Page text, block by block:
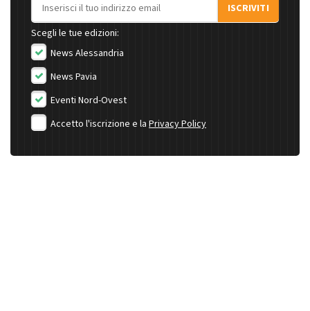
ISCRIVITI
Scegli le tue edizioni:
News Alessandria
News Pavia
Eventi Nord-Ovest
Accetto l'iscrizione e la Privacy Policy